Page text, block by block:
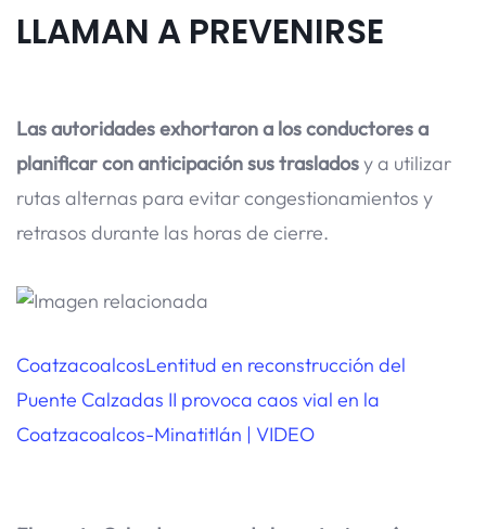
LLAMAN A PREVENIRSE
Las autoridades exhortaron a los conductores a
planificar con anticipación sus trasladosy a utilizar
rutas alternas para evitar congestionamientos y
retrasos durante las horas de cierre.
CoatzacoalcosLentitud en reconstrucción del
Puente Calzadas II provoca caos vial en la
Coatzacoalcos-Minatitlán | VIDEO